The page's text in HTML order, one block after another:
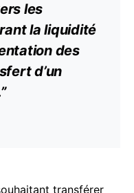
les
la liquidité
des
d’un
transférer